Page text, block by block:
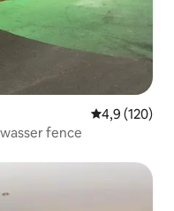
Prosječna
4,9 (120)
fence
„Odabrali gosti”